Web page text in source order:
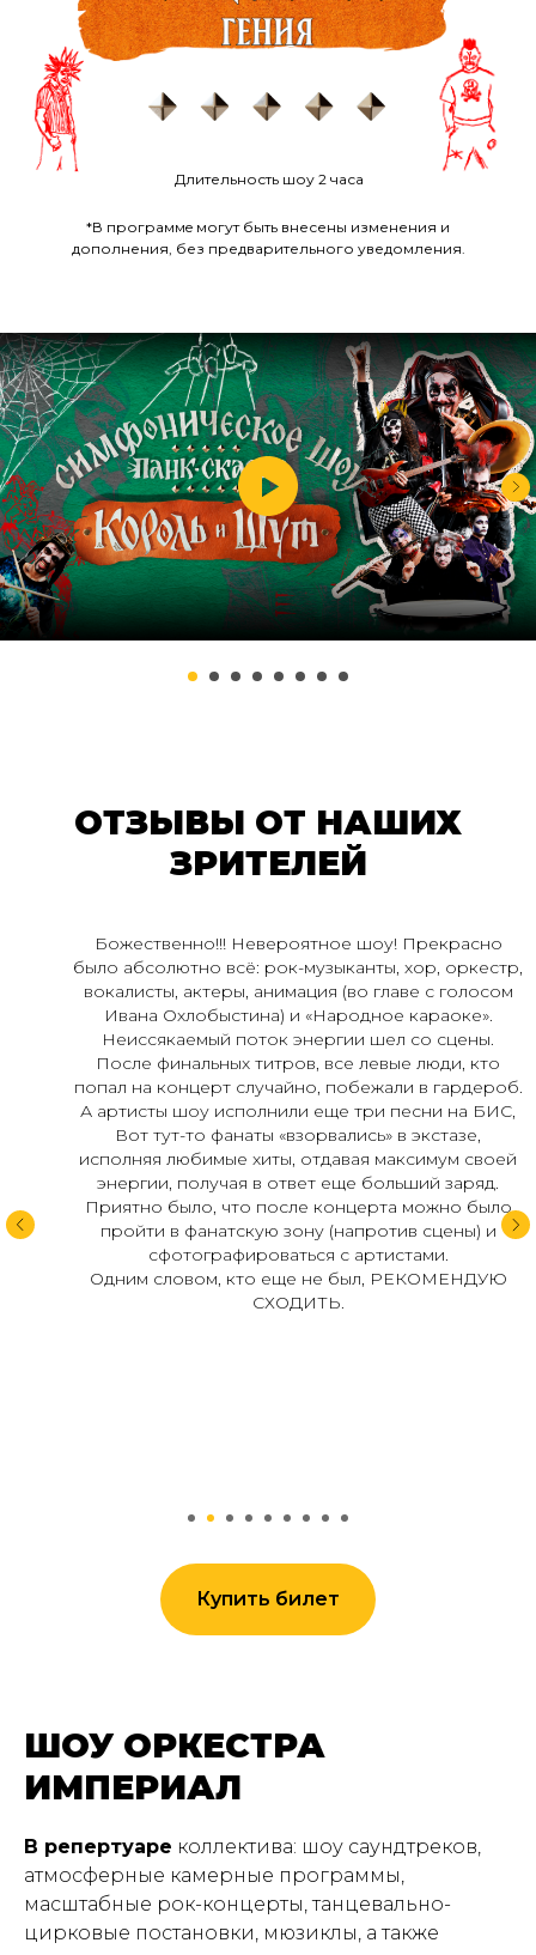
Длительность шоу 2 часа
*В программe могут быть внесены изменения и
дополнения, без предварительного уведомления.
ОТЗЫВЫ ОТ НАШИХ
ЗРИТЕЛЕЙ
Божественно!!! Невероятное шоу! Прекрасно
было абсолютно всё: рок-музыканты, хор, оркестр,
вокалисты, актеры, анимация (во главе с голосом
Ивана Охлобыстина) и «Народное караоке».
Неиссякаемый поток энергии шел со сцены.
После финальных титров, все левые люди, кто
попал на концерт случайно, побежали в гардероб.
А артисты шоу исполнили еще три песни на БИС,
Вот тут-то фанаты «взорвались» в экстазе,
исполняя любимые хиты, отдавая максимум своей
энергии, получая в ответ еще больший заряд.
Приятно было, что после концерта можно было
пройти в фанатскую зону (напротив сцены) и
сфотографироваться с артистами.
Одним словом, кто еще не был, РЕКОМЕНДУЮ
СХОДИТЬ.
Купить билет
ШОУ ОРКЕСТРА
В репертуаре коллектива: шоу саундтреков,
атмосферные камерные программы,
масштабные рок-концерты, танцевально-